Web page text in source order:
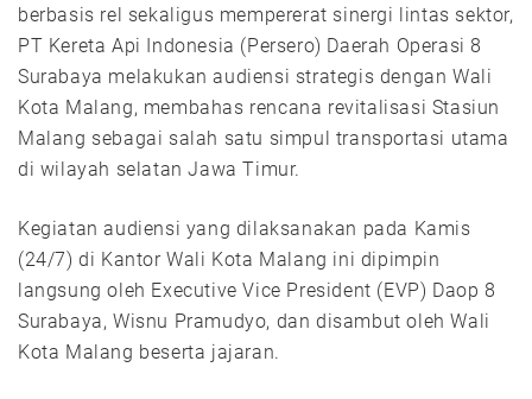
berbasis rel sekaligus mempererat sinergi lintas sektor,
PT Kereta Api Indonesia (Persero) Daerah Operasi 8
Surabaya melakukan audiensi strategis dengan Wali
Kota Malang, membahas rencana revitalisasi Stasiun
Malang sebagai salah satu simpul transportasi utama
di wilayah selatan Jawa Timur.
Kegiatan audiensi yang dilaksanakan pada Kamis
(24/7) di Kantor Wali Kota Malang ini dipimpin
langsung oleh Executive Vice President (EVP) Daop 8
Surabaya, Wisnu Pramudyo, dan disambut oleh Wali
Kota Malang beserta jajaran.